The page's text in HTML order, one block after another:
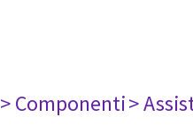
> Componenti>